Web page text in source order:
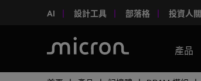
AI 設計工具 部落格 投資人
產品